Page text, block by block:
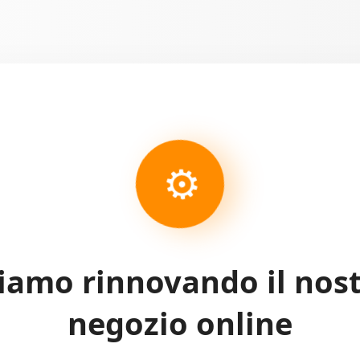
⚙
rinnovando il
negozio online